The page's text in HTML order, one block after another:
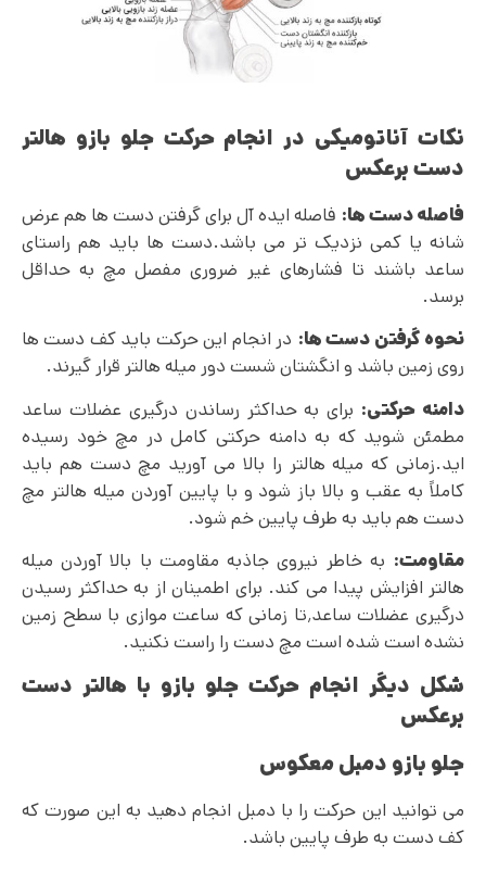
نکات آناتومیکی در انجام حرکت جلو بازو هالتر
دست برعکس
فاصله دست ها: فاصله ایده آل برای گرفتن دست ها هم عرض
شانه یا کمی نزدیک تر می باشد.دست ها باید هم راستای
ساعد باشند تا فشارهای غیر ضروری مفصل مچ به حداقل
برسد.
نحوه گرفتن دست ها: در انجام این حرکت باید کف دست ها
روی زمین باشد و انگشتان شست دور میله هالتر قرار گیرند.
دامنه حرکتی: برای به حداکثر رساندن درگیری عضلات ساعد
مطمئن شوید که به دامنه حرکتی کامل در مچ خود رسیده
اید.زمانی که میله هالتر را بالا می آورید مچ دست هم باید
کاملاً به عقب و بالا باز شود و با پایین آوردن میله هالتر مچ
دست هم باید به طرف پایین خم شود.
مقاومت: به خاطر نیروی جاذبه مقاومت با بالا آوردن میله
هالتر افزایش پیدا می کند. برای اطمینان از به حداکثر رسیدن
درگیری عضلات ساعد٬تا زمانی که ساعت موازی با سطح زمین
نشده است شده است مچ دست را راست نکنید.
شکل دیگر انجام حرکت جلو بازو با هالتر دست
برعکس
جلو بازو دمبل معکوس
می‌ توانید این حرکت را با دمبل انجام دهید به این صورت که
کف دست به طرف پایین باشد.